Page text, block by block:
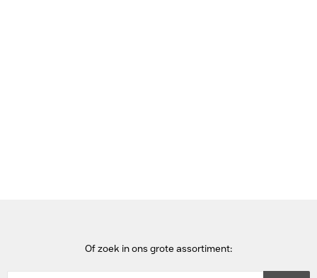
Of zoek in ons grote assortiment: